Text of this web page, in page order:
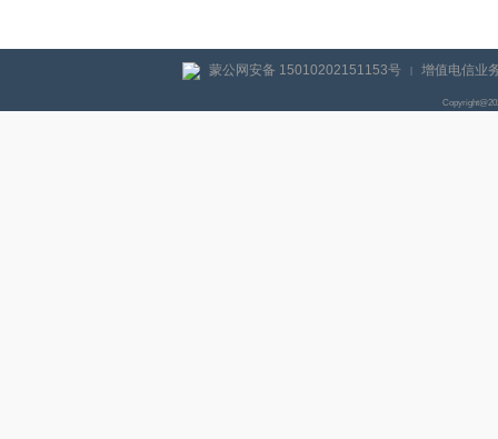
蒙公网安备 15010202151153号 增值电信业